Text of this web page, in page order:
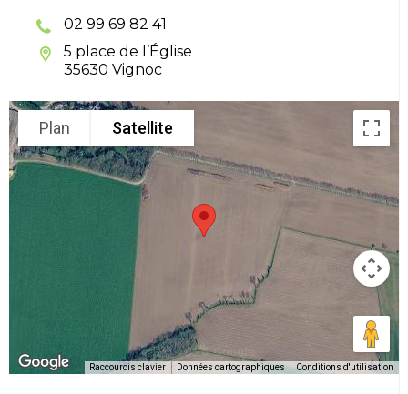
02 99 69 82 41
5 place de l’Église
35630 Vignoc
Plan Satellite
Raccourcis clavier Données cartographiques Conditions d'utilisation